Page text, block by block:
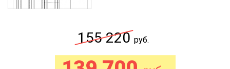
155 220 руб.